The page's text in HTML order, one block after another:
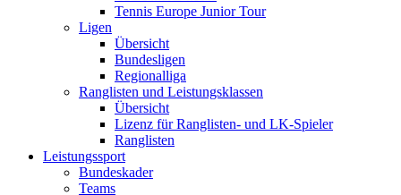
Tennis Europe Junior Tour
Ligen
Übersicht
Bundesligen
Regionalliga
Ranglisten und Leistungsklassen
Übersicht
Lizenz für Ranglisten- und LK-Spieler
Ranglisten
Leistungssport
Bundeskader
Teams